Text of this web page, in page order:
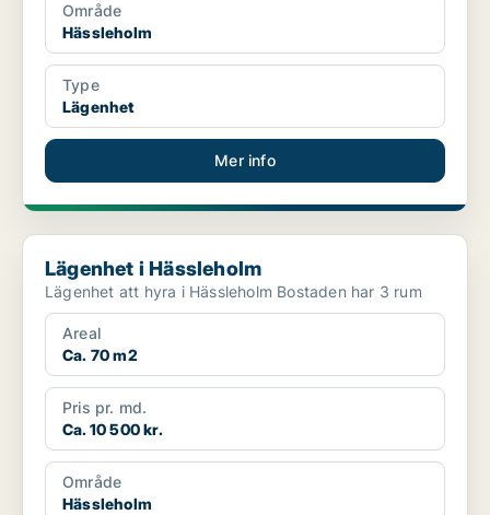
Område
Hässleholm
Type
Lägenhet
Mer info
Lägenhet i Hässleholm
Lägenhet i Hässleholm
Lägenhet att hyra i Hässleholm Bostaden har 3 rum
Areal
Ca. 70 m2
Pris pr. md.
Ca. 10 500 kr.
Område
Hässleholm